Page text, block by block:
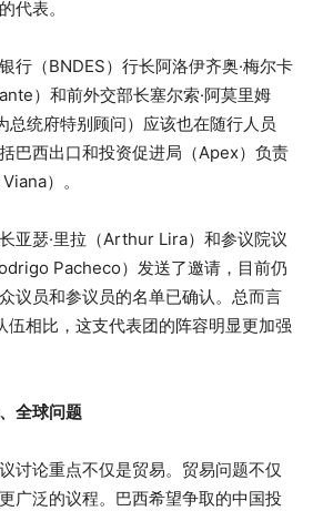
代表。
行（BNDES）行长阿洛伊齐奥·梅尔卡
）和前外交部长塞尔索·阿莫里姆
总统府特别顾问）应该也在随行人员
巴西出口和投资促进局（Apex）负责
）。
亚瑟·里拉（Arthur Lira）和参议院议
Pacheco）发送了邀请，目前仍
议员和参议员的名单已确认。总而言
伍相比，这支代表团的阵容明显更加强
全球问题
讨论重点不仅是贸易。贸易问题不仅
广泛的议程。巴西希望争取的中国投